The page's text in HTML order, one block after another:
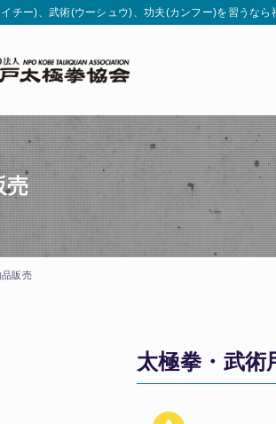
チー)、武術(ウーシュウ)、功夫(カンフー)を習うなら
売
品販売
太極拳・武